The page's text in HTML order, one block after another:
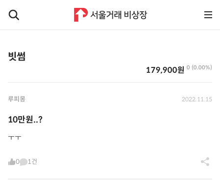
빗썸
0 (0.00%)
179,900원
루피몽 2022.11.15
10만원..?
ㅜㅜ
0 1건